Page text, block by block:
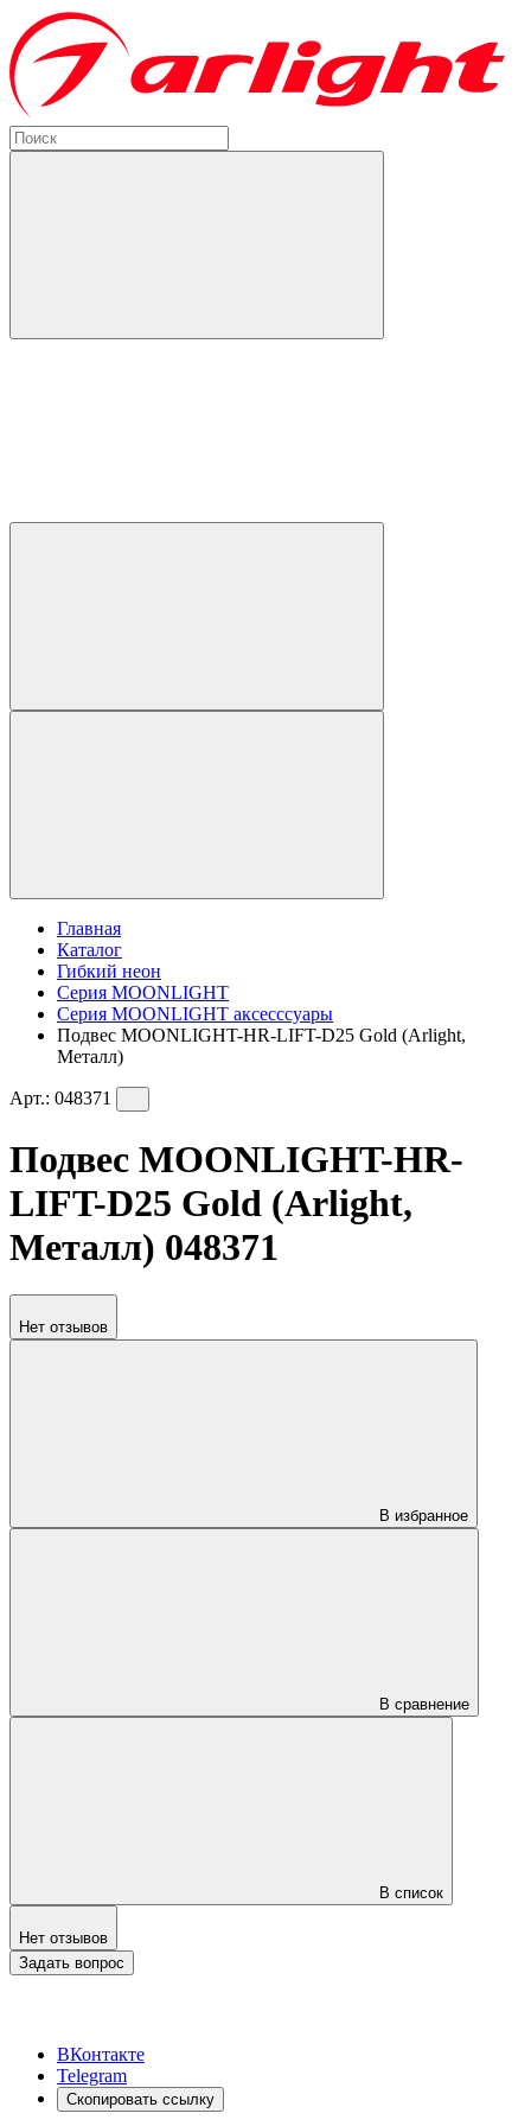
Главная
Каталог
Гибкий неон
Серия MOONLIGHT
Серия MOONLIGHT аксесссуары
Подвес MOONLIGHT-HR-LIFT-D25 Gold (Arlight,
Металл)
Арт.: 048371
Подвес MOONLIGHT-HR-
LIFT-D25 Gold (Arlight,
Металл) 048371
Нет отзывов
В избранное
В сравнение
В список
Нет отзывов
Задать вопрос
ВКонтакте
Telegram
Скопировать ссылку